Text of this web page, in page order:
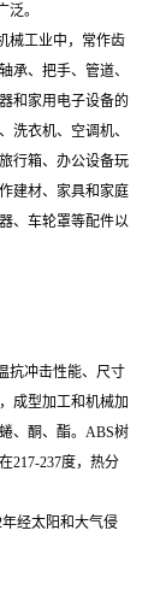
。
械工业中，常作齿
承、把手、管道、
和家用电子设备的
洗衣机、空调机、
行箱、办公设备玩
建材、家具和家庭
、车轮罩等配件以
抗冲击性能、尺寸
成型加工和机械加
、酮、酯。ABS树
217-237度，热分
经太阳和大气侵